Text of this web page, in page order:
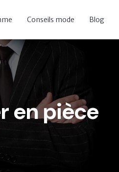
Conseils mode Blog
en pièce